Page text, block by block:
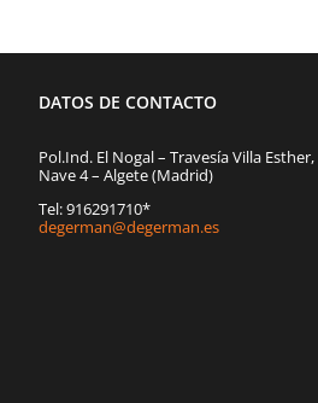
DATOS DE CONTACTO
Pol.Ind. El Nogal – Travesía Villa Esther,
Nave 4 – Algete (Madrid)
Tel: 916291710*
degerman@degerman.es